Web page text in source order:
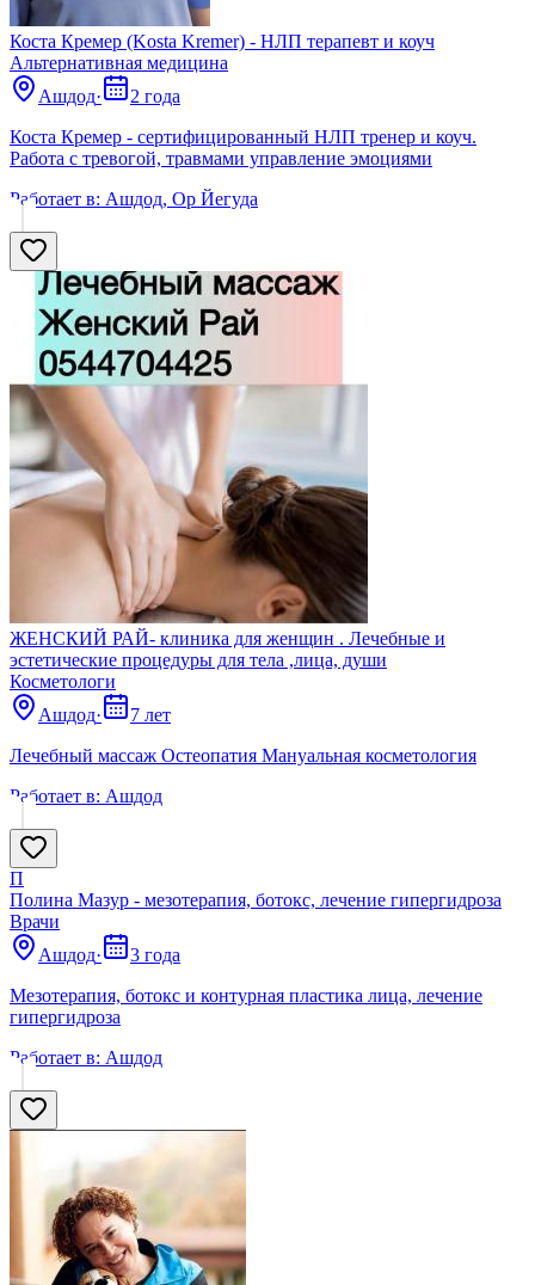
Коста Кремер (Kosta Kremer) - НЛП терапевт и коуч
Альтернативная медицина
Ашдод·
2 года
Коста Кремер - сертифицированный НЛП тренер и коуч.
Работа с тревогой, травмами управление эмоциями
Работает в: Ашдод, Ор Йегуда
ЖЕНСКИЙ РАЙ- клиника для женщин . Лечебные и
эстетические процедуры для тела ,лица, души
Косметологи
Ашдод·
7 лет
Лечебный массаж Остеопатия Мануальная косметология
Работает в: Ашдод
П
Полина Мазур - мезотерапия, ботокс, лечение гипергидроза
Врачи
Ашдод·
3 года
Мезотерапия, ботокс и контурная пластика лица, лечение
гипергидроза
Работает в: Ашдод